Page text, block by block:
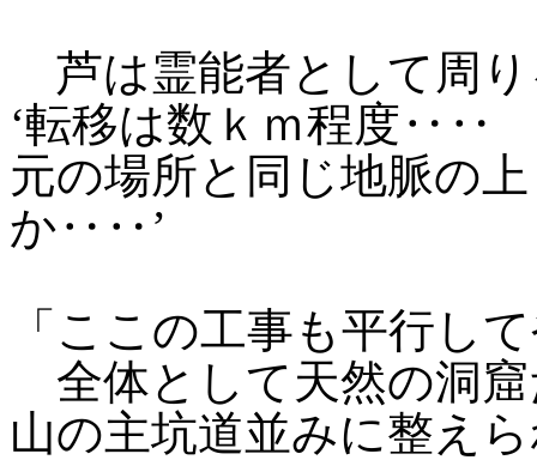
芦は霊能者として周
‘転移は数ｋｍ程度
元の場所と同じ地脈の
か‥‥’
「ここの工事も平行し
全体として天然の洞
山の主坑道並みに整え